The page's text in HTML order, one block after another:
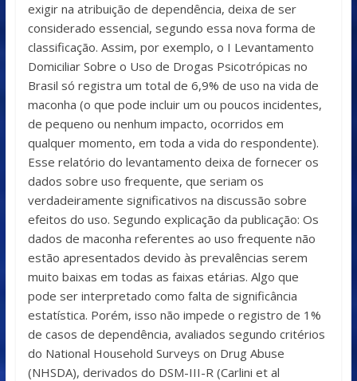
exigir na atribuição de dependência, deixa de ser
considerado essencial, segundo essa nova forma de
classificação. Assim, por exemplo, o I Levantamento
Domiciliar Sobre o Uso de Drogas Psicotrópicas no
Brasil só registra um total de 6,9% de uso na vida de
maconha (o que pode incluir um ou poucos incidentes,
de pequeno ou nenhum impacto, ocorridos em
qualquer momento, em toda a vida do respondente).
Esse relatório do levantamento deixa de fornecer os
dados sobre uso frequente, que seriam os
verdadeiramente significativos na discussão sobre
efeitos do uso. Segundo explicação da publicação: Os
dados de maconha referentes ao uso frequente não
estão apresentados devido às prevalências serem
muito baixas em todas as faixas etárias. Algo que
pode ser interpretado como falta de significância
estatística. Porém, isso não impede o registro de 1%
de casos de dependência, avaliados segundo critérios
do National Household Surveys on Drug Abuse
(NHSDA), derivados do DSM-III-R (Carlini et al